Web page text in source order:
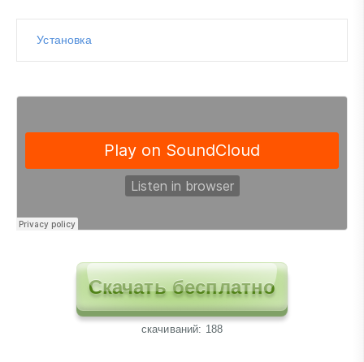
Установка
Скачать бесплатно
cкачиваний: 188